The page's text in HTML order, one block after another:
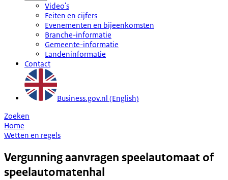
Video's
Feiten en cijfers
Evenementen en bijeenkomsten
Branche-informatie
Gemeente-informatie
Landeninformatie
Contact
Business.gov.nl (English)
Zoeken
Home
Wetten en regels
Vergunning aanvragen speelautomaat of
speelautomatenhal